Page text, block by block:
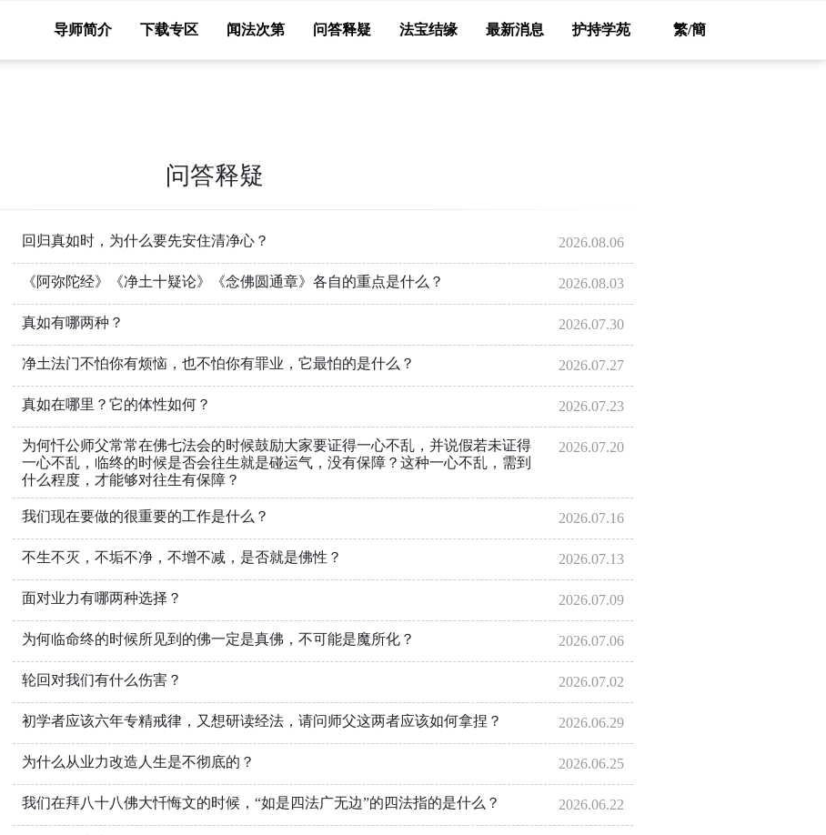
导师简介 下载专区 闻法次第 问答释疑 法宝结缘 最新消息 护持学苑 繁/簡
问答释疑
2026.08.06
回归真如时，为什么要先安住清净心？
2026.08.03
《阿弥陀经》《净土十疑论》《念佛圆通章》各自的重点是什么？
2026.07.30
真如有哪两种？
2026.07.27
净土法门不怕你有烦恼，也不怕你有罪业，它最怕的是什么？
2026.07.23
真如在哪里？它的体性如何？
2026.07.20
为何忏公师父常常在佛七法会的时候鼓励大家要证得一心不乱，并说假若未证得
一心不乱，临终的时候是否会往生就是碰运气，没有保障？这种一心不乱，需到
什么程度，才能够对往生有保障？
2026.07.16
我们现在要做的很重要的工作是什么？
2026.07.13
不生不灭，不垢不净，不增不减，是否就是佛性？
2026.07.09
面对业力有哪两种选择？
2026.07.06
为何临命终的时候所见到的佛一定是真佛，不可能是魔所化？
2026.07.02
轮回对我们有什么伤害？
2026.06.29
初学者应该六年专精戒律，又想研读经法，请问师父这两者应该如何拿捏？
2026.06.25
为什么从业力改造人生是不彻底的？
2026.06.22
我们在拜八十八佛大忏悔文的时候，“如是四法广无边”的四法指的是什么？